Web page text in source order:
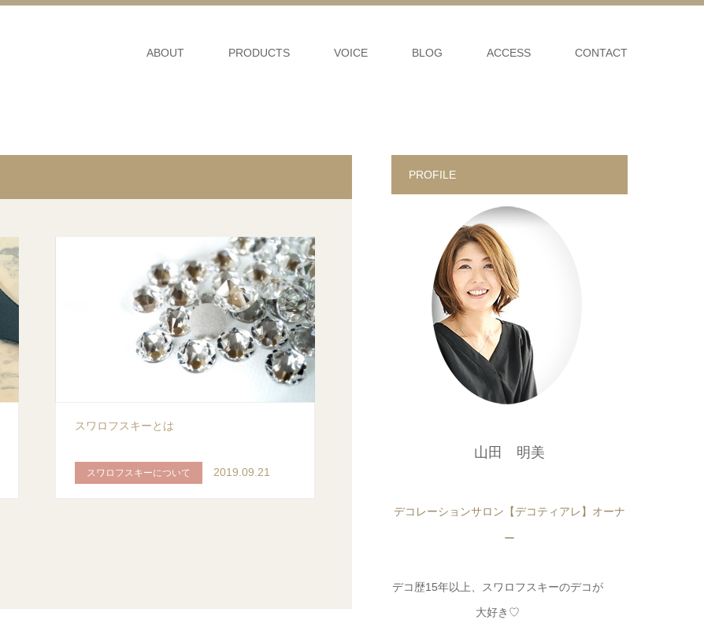
ABOUT PRODUCTS VOICE BLOG ACCESS CONTACT
スワロフスキーとは
スワロフスキーについて 2019.09.21
PROFILE
山田 明美
デコレーションサロン【デコティアレ】オーナ
ー
デコ歴15年以上、スワロフスキーのデコが
大好き♡